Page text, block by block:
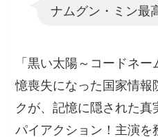
ナムグン・ミン最
「黒い太陽～コードネ
憶喪失になった国家情報
クが、記憶に隠された
パイアクション！主演